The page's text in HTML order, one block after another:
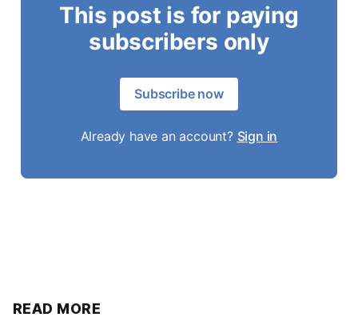
This post is for paying
subscribers only
Subscribe now
Already have an account? Sign in
READ MORE